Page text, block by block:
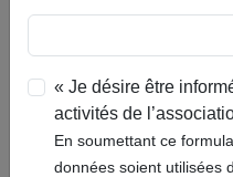
« Je désire être
activités de
En soumettant ce
données soient utilisées